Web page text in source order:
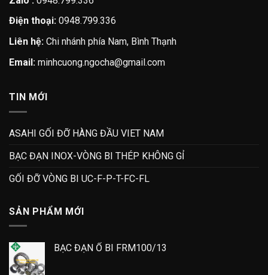
Điện thoại: 0948.799.336
Liên hệ: Chi nhánh phía Nam, Bình Thạnh
Email: minhcuong.ngocha@gmail.com
TIN MỚI
ASAHI GỐI ĐỠ HÀNG ĐẦU VIET NAM
BẠC ĐẠN INOX-VÒNG BI THÉP KHÔNG GỈ
GỐI ĐỠ VÒNG BI UC-F-P-T-FC-FL
SẢN PHẨM MỚI
BẠC ĐẠN Ổ BI FRM100/13